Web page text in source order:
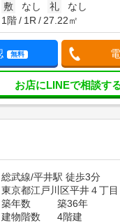
敷
なし 礼
なし
1階
1R 27.22㎡
無料
お店にLINEで相談す
総武線/平井駅 徒歩3分
東京都江戸川区平井４丁目
築年数
築36年
建物階数
4階建